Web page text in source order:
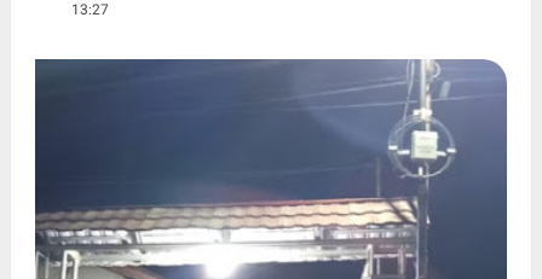
13:27